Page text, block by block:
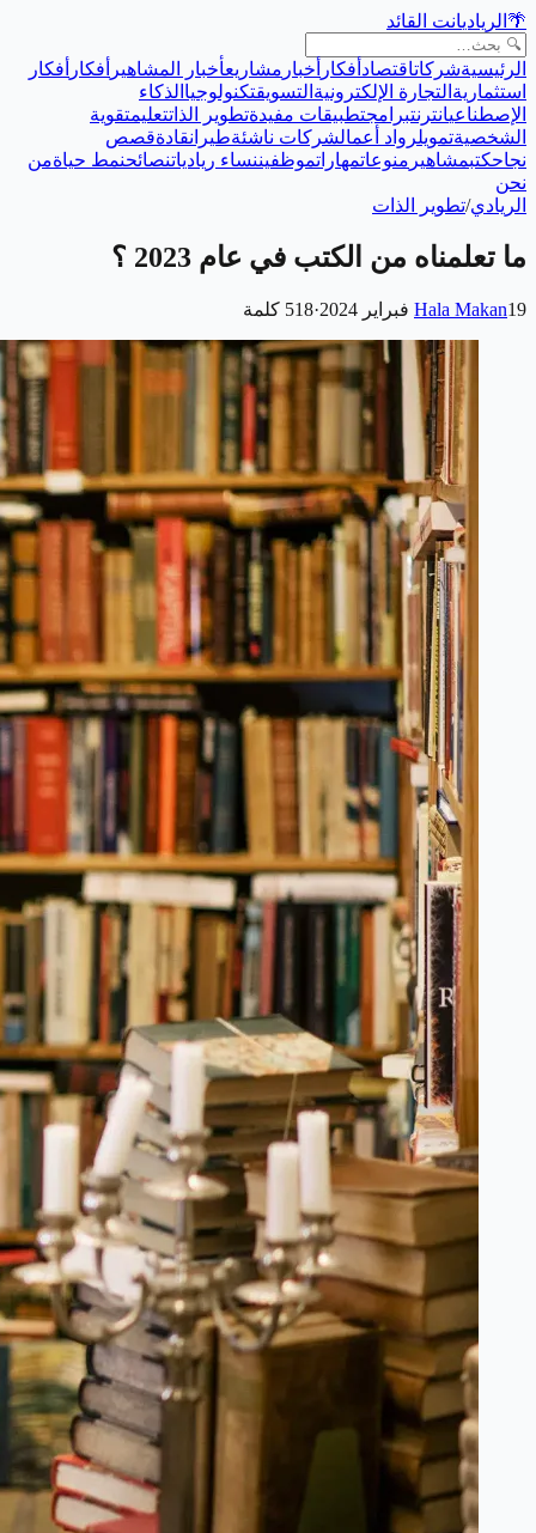
🌴 الرياديانت القائد
الرئيسيةشركاتاقتصاد أفكار أخبار مشاريعأخبار المشاهير أفكار أفكار
استثمارية التجارة الإلكترونية التسويقتكنولوجيا الذكاء
الإصطناعيانترنتبرامجتطبيقات مفيدةتطوير الذاتتعليمتقوية
الشخصيةتمويلرواد أعمالشركات ناشئةطيرانقادةقصص
نجاحكتبمشاهير منوعاتمهاراتموظفيننساء ريادياتنصائحنمط حياةمن
نحن
الريادي/تطوير الذات
ما تعلمناه من الكتب في عام 2023 ؟
Hala Makan19 فبراير 2024 ·
518 كلمة